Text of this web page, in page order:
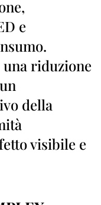
e
riduzione
della
visibile e